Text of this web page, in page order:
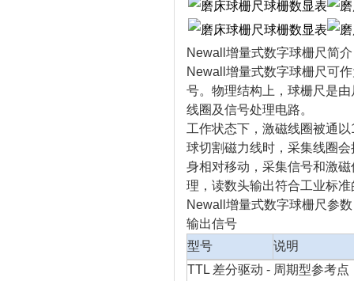
Newall增量式数字球栅尺简
Newall增量式数字球栅尺可
号。物理结构上，球栅尺是
线圈及信号处理电路。
工作状态下，激磁线圈被通
球切割磁力线时，采集线圈
身相对移动，采集信号和激
理，读数头输出符合工业标
Newall增量式数字球栅尺参
输出信号
型号
说明
TTL 差分驱动 - 周期型参考点